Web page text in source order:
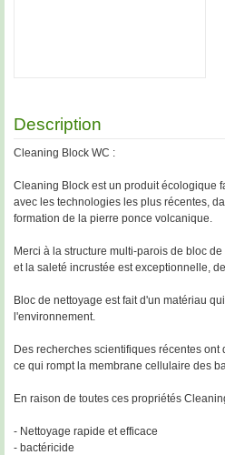
Description
Cleaning Block WC :
Cleaning Block est un produit écologique
avec les technologies les plus récentes,
formation de la pierre ponce volcanique.
Merci à la structure multi-parois de bloc
et la saleté incrustée est exceptionnelle,
Bloc de nettoyage est fait d'un matériau
l'environnement.
Des recherches scientifiques récentes
ce qui rompt la membrane cellulaire des
En raison de toutes ces propriétés
- Nettoyage rapide et efficace
- bactéricide